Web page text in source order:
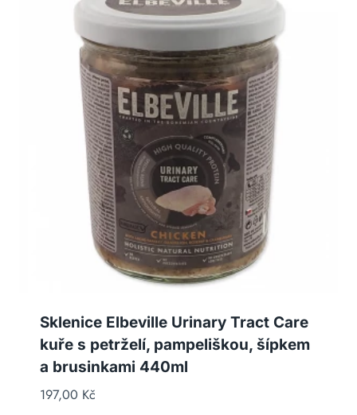
Sklenice Elbeville Urinary Tract Care
kuře s petrželí, pampeliškou, šípkem
a brusinkami 440ml
197,00 Kč